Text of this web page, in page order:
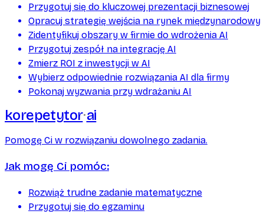
Przygotuj się do kluczowej prezentacji biznesowej
Opracuj strategię wejścia na rynek międzynarodowy
Zidentyfikuj obszary w firmie do wdrożenia AI
Przygotuj zespół na integrację AI
Zmierz ROI z inwestycji w AI
Wybierz odpowiednie rozwiązania AI dla firmy
Pokonaj wyzwania przy wdrażaniu AI
korepetytor ai
Pomogę Ci w rozwiązaniu dowolnego zadania.
Jak mogę Ci pomóc:
Rozwiąż trudne zadanie matematyczne
Przygotuj się do egzaminu